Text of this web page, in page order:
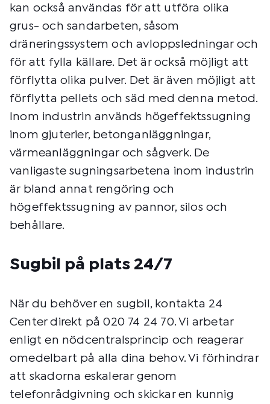
kan också användas för att utföra olika
grus- och sandarbeten, såsom
dräneringssystem och avloppsledningar och
för att fylla källare. Det är också möjligt att
förflytta olika pulver. Det är även möjligt att
förflytta pellets och säd med denna metod.
Inom industrin används högeffektssugning
inom gjuterier, betonganläggningar,
värmeanläggningar och sågverk. De
vanligaste sugningsarbetena inom industrin
är bland annat rengöring och
högeffektssugning av pannor, silos och
behållare.
Sugbil på plats 24/7
När du behöver en sugbil, kontakta 24
Center direkt på 020 74 24 70. Vi arbetar
enligt en nödcentralsprincip och reagerar
omedelbart på alla dina behov. Vi förhindrar
att skadorna eskalerar genom
telefonrådgivning och skickar en kunnig